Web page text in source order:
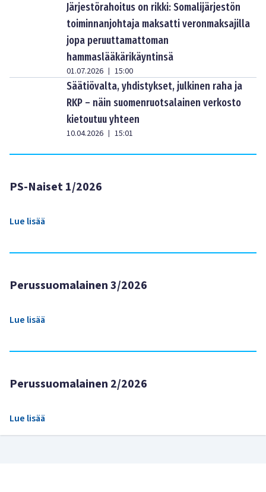
Järjestörahoitus on rikki: Somalijärjestön
toiminnanjohtaja maksatti veronmaksajilla
jopa peruuttamattoman
hammaslääkärikäyntinsä
01.07.2026 | 15:00
Säätiövalta, yhdistykset, julkinen raha ja
RKP – näin suomenruotsalainen verkosto
kietoutuu yhteen
10.04.2026 | 15:01
PS-Naiset 1/2026
Lue lisää
Perussuomalainen 3/2026
Lue lisää
Perussuomalainen 2/2026
Lue lisää